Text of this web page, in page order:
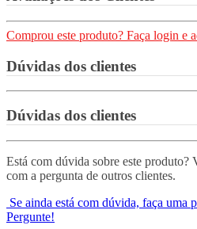
Comprou este produto? Faça login e
Dúvidas dos clientes
Dúvidas dos clientes
Está com dúvida sobre este produto?
com a pergunta de outros clientes.
Se ainda está com dúvida, faça uma
Pergunte!